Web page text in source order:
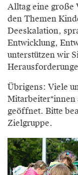
Alltag eine große
den Themen
Deeskalation,
Entwicklung,
unterstützen wir
Übrigens: Viele
Mitarbeiter*innen
geöffnet. Bitte
Zielgruppe.